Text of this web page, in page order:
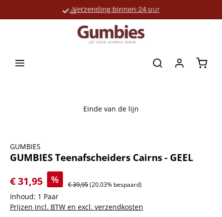
Verzending binnen 24 uur
Grote productselectie
Einde van de lijn
GUMBIES
GUMBIES Teenafscheiders Cairns - GEEL
€ 31,95
% € 39,95(20.03% bespaard)
Inhoud: 1 Paar
Prijzen incl. BTW en excl. verzendkosten